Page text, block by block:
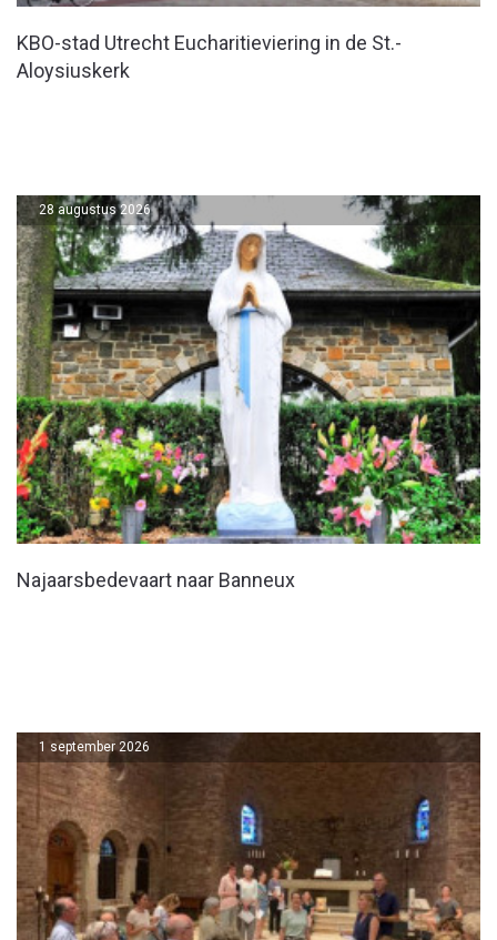
KBO-stad Utrecht Eucharitieviering in de St.-
Aloysiuskerk
Najaarsbedevaart naar Banneux
28 augustus 2026
1 september 2026